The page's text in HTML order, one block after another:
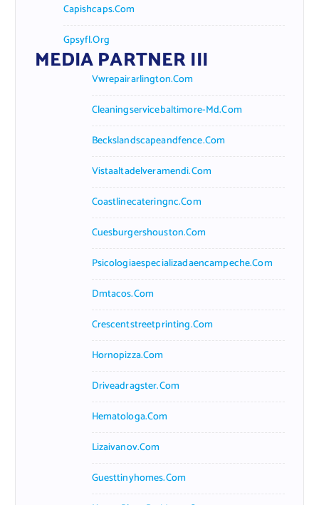
Capishcaps.com
Gpsyfl.org
MEDIA PARTNER III
Vwrepairarlington.com
Cleaningservicebaltimore-Md.com
Beckslandscapeandfence.com
Vistaaltadelveramendi.com
Coastlinecateringnc.com
Cuesburgershouston.com
Psicologiaespecializadaencampeche.com
Dmtacos.com
Crescentstreetprinting.com
Hornopizza.com
Driveadragster.com
Hematologa.com
Lizaivanov.com
Guesttinyhomes.com